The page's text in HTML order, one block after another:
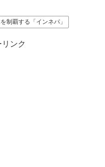
制覇する「インネパ」
ンク